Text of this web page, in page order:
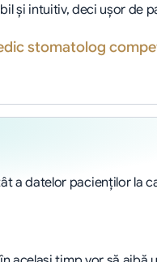
şi intuitiv, deci uşor de
stomatolog
a datelor pacienţilor la